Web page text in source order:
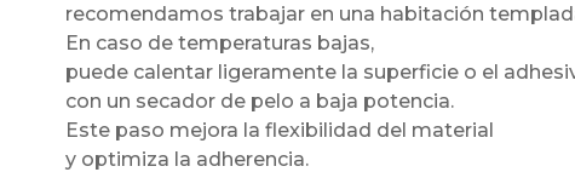
recomendamos trabajar en una habitación
En caso de temperaturas bajas,
puede calentar ligeramente la superficie o el
con un secador de pelo a baja potencia.
Este paso mejora la flexibilidad del material
y optimiza la adherencia.